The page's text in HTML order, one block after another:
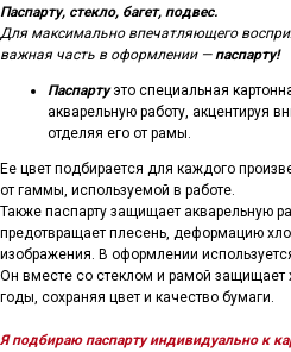
Паспарту, стекло, багет, подвес.
Для максимально впечатляющего
важная часть в оформлении —паспарту!
Паспартуэто специальная
акварельную работу, акцентируя
отделяя его от рамы.
Ее цвет подбирается для каждого
от гаммы, используемой в работе.
Также паспарту защищает акварельную
предотвращает плесень, деформацию
изображения. В оформлении
Он вместе со стеклом и рамой защищает
годы, сохраняя цвет и качество бумаги.
Я подбираю паспарту индивидуально к